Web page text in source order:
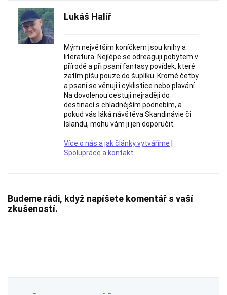
Lukáš Halíř
Mým největším koníčkem jsou knihy a
literatura. Nejlépe se odreaguji pobytem v
přírodě a při psaní fantasy povídek, které
zatím píšu pouze do šuplíku. Kromě četby
a psaní se věnuji i cyklistice nebo plavání.
Na dovolenou cestuji nejraději do
destinací s chladnějším podnebím, a
pokud vás láká návštěva Skandinávie či
Islandu, mohu vám ji jen doporučit.
Více o nás a jak články vytváříme
Spolupráce a kontakt
Budeme rádi, když napíšete komentář s vaší
zkušeností.